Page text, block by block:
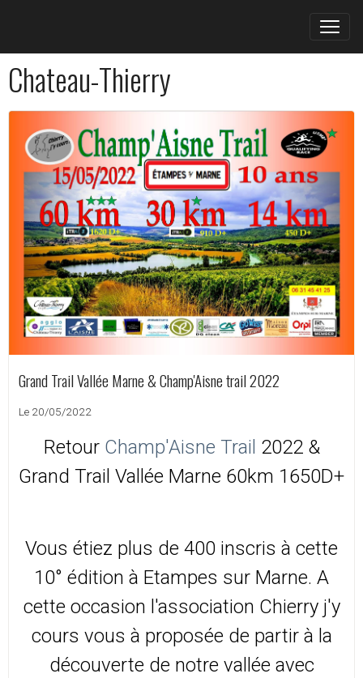
Chateau-Thierry
Grand Trail Vallée Marne & Champ'Aisne trail 2022
Le 20/05/2022
Retour Champ'Aisne Trail 2022 &
Grand Trail Vallée Marne 60km 1650D+
Vous étiez plus de 400 inscris à cette
10° édition à Etampes sur Marne. A
cette occasion l'association Chierry j'y
cours vous à proposée de partir à la
découverte de notre vallée avec